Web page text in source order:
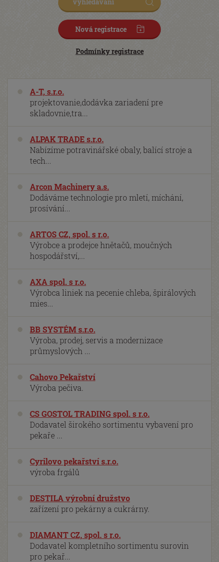
Nová registrace
Podmínky registrace
A-T, s.r.o.
projektovanie,dodávka zariadení pre
skladovnie,tra...
ALPAK TRADE s.r.o.
Nabízíme potravinářské obaly, balící stroje a
tech...
Arcon Machinery a.s.
Dodáváme technologie pro mletí, míchání,
prosívání...
ARTOS CZ, spol. s r.o.
Výrobce a prodejce hnětačů, moučných
hospodářství,...
AXA spol. s r.o.
Výrobca liniek na pecenie chleba, špirálových
mies...
BB SYSTÉM s.r.o.
Výroba, prodej, servis a modernizace
průmyslových ...
Cahovo Pekařství
Výroba pečiva.
CS GOSTOL TRADING spol. s r.o.
Dodavatel širokého sortimentu vybavení pro
pekaře ...
Cyrilovo pekařství s.r.o.
výroba frgálů
DESTILA výrobní družstvo
zařízení pro pekárny a cukrárny.
DIAMANT CZ, spol. s r.o.
Dodavatel kompletního sortimentu surovin
pro pekař...